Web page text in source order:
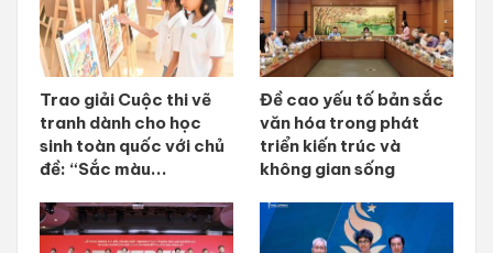
Trao giải Cuộc thi vẽ
tranh dành cho học
sinh toàn quốc với chủ
đề: “Sắc màu...
Đề cao yếu tố bản sắc
văn hóa trong phát
triển kiến trúc và
không gian sống